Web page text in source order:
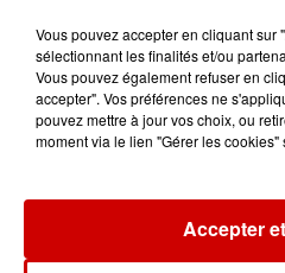
Jeux
Vous pouvez accepter en cliquant sur
sélectionnant les finalités et/ou
Vous pouvez également refuser en
accepter". Vos préférences ne
pouvez mettre à jour vos choix, ou
moment via le lien "Gérer les
Accepter